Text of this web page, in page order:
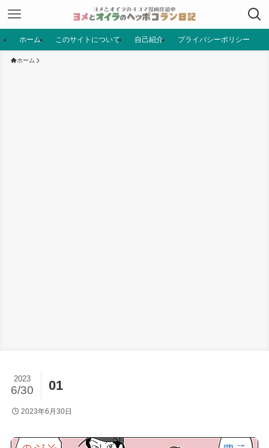
ホーム このサイトについて 自己紹介 プライバシーポリシー
ホーム
01
2023
6/30
2023年6月30日